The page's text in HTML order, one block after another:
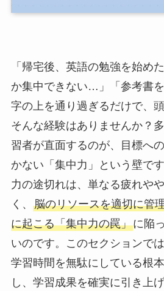
「帰宅後、英語の勉強を始め
か集中できない…」「参考書
字の上を通り過ぎるだけで、
そんな経験はありませんか？
習者が直面するのが、目標へ
かない「集中力」という壁で
力の途切れは、単なる疲れや
く、 脳のリソースを適切に管
に起こる「集中力の罠」に陥
いのです。このセクションで
学習時間を無駄にしている根
し、学習成果を確実に引き上